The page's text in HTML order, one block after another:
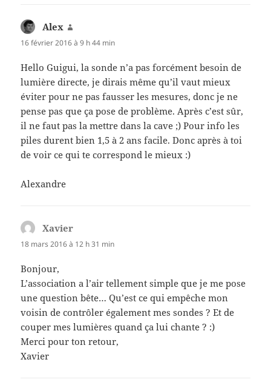
Alex
16 février 2016 à 9 h 44 min
Hello Guigui, la sonde n’a pas forcément besoin de
lumière directe, je dirais même qu’il vaut mieux
éviter pour ne pas fausser les mesures, donc je ne
pense pas que ça pose de problème. Après c’est sûr,
il ne faut pas la mettre dans la cave ;) Pour info les
piles durent bien 1,5 à 2 ans facile. Donc après à toi
de voir ce qui te correspond le mieux :)
Alexandre
Xavier
18 mars 2016 à 12 h 31 min
Bonjour,
L’association a l’air tellement simple que je me pose
une question bête… Qu’est ce qui empêche mon
voisin de contrôler également mes sondes ? Et de
couper mes lumières quand ça lui chante ? :)
Merci pour ton retour,
Xavier